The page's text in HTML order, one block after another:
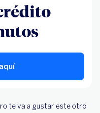
te va a gustar este otro